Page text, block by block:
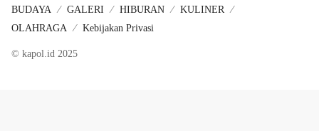
BUDAYA GALERI HIBURAN
KULINER
OLAHRAGA
Kebijakan Privasi
© kapol.id 2025